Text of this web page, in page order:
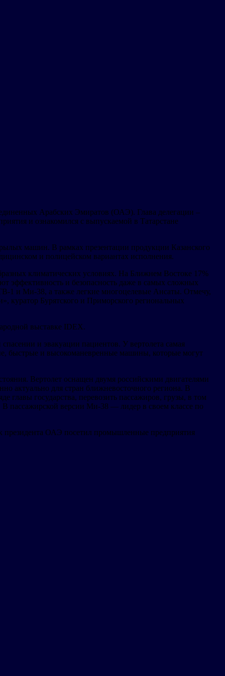
Арабских Эмиратов (ОАЭ). Глава делегации –
и ознакомился с выпускаемой в Татарстане
машин. В рамках презентации продукции Казанского
и полицейском вариантах исполнения.
климатических условиях. На Ближнем Востоке 17%
эффективность и безопасность даже в самых сложных
1 и Ми-38, а также легкие многоцелевые Ансаты. Отмечу,
куратор Бурятского и Приморского региональных
выставке IDEX.
и эвакуации пациентов. У вертолета самая
быстрые и высокоманевренные машины, которые могут
Вертолет оснащен двумя российскими двигателями
актуально для стран ближневосточного региона. В
государства, перевозить пассажиров, грузы, в том
пассажирской версии Ми-38 — лидер в своем классе по
ОАЭ посетил промышленные предприятия